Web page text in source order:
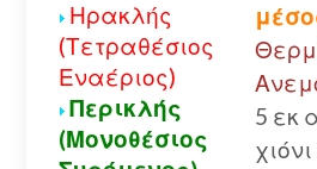
Ηρακλής
(Τετραθέσιος
Εναέριος)
Περικλής
(Μονοθέσιος
5 εκ